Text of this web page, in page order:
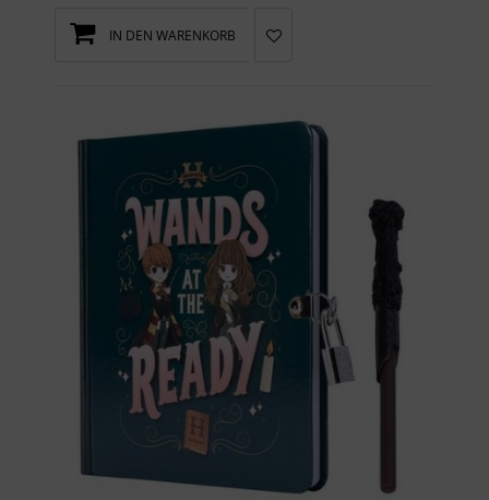
IN DEN WARENKORB